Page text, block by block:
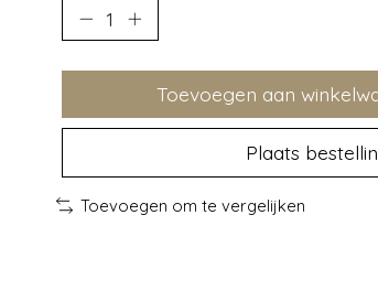
Toevoegen aan
Plaats
Toevoegen om te vergelijken